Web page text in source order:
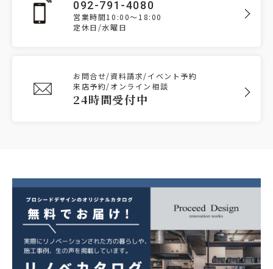
092-791-4080
営業時間10:00～18:00
定休日/水曜日
お問合せ/資料請求/イベント予約
来店予約/オンライン相談
24時間受付中